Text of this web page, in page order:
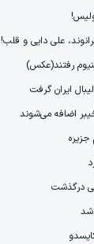
علی دایی و قلب!
ایران گرفت
اضافه می‌شوند
درگذشت